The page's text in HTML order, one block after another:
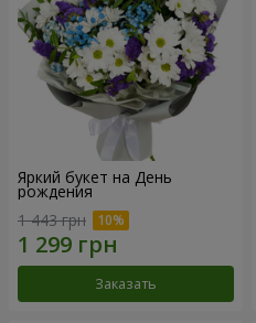
Яркий букет на День
рождения
1 443 грн
Заказать